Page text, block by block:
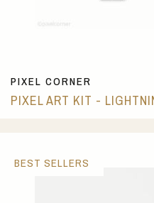
PIXEL CORNER
PIXEL ART KIT -
BEST SELLERS